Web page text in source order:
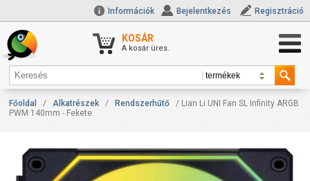
Információk Bejelentkezés Regisztráció
KOSÁR
A kosár üres.
Főoldal / Alkatrészek / Rendszerhűtő
/ Lian Li UNI Fan SL Infinity ARGB
PWM 140mm - Fekete